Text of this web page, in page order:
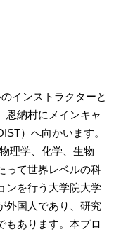
インストラクターと
恩納村にメインキャ
）へ向かいます。
理学、化学、生物
って世界レベルの科
ンを行う大学院大学
外国人であり、研究
もあります。本プロ